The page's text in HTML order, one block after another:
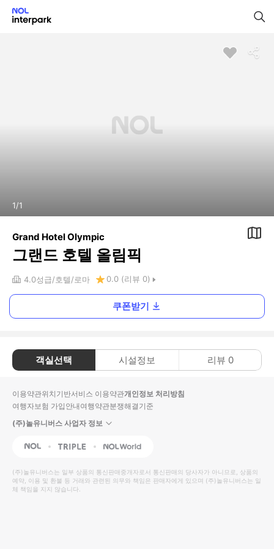
1/1
Grand Hotel Olympic
그랜드 호텔 올림픽
4.0성급 호텔 로마 0.0 (리뷰 0)
쿠폰받기
객실선택 시설정보 리뷰 0
이용약관위치기반서비스 이용약관개인정보 처리방침
여행자보험 가입안내여행약관분쟁해결기준
(주)놀유니버스 사업자 정보
NOL Triple Interpark Global
(주)놀유니버스는 일부 상품의 통신판매중개자로서 통신판매의 당사자가 아니므로, 상품의
예약, 이용 및 환불 등 거래와 관련된 의무와 책임은 판매자에게 있으며 (주)놀유니버스는 일
체 책임을 지지 않습니다.